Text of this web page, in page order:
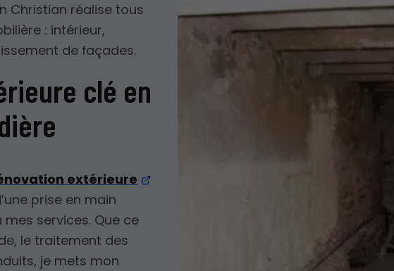
Christian réalise tous
: intérieur,
de façades.
clé en
extérieure
prise en main
services. Que ce
le traitement des
je mets mon